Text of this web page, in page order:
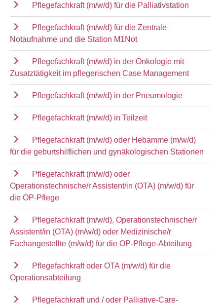
Pflegefachkraft (m/w/d) für die Palliativstation
Pflegefachkraft (m/w/d) für die Zentrale
Notaufnahme und die Station M1Not
Pflegefachkraft (m/w/d) in der Onkologie mit
Zusatztätigkeit im pflegerischen Case Management
Pflegefachkraft (m/w/d) in der Pneumologie
Pflegefachkraft (m/w/d) in Teilzeit
Pflegefachkraft (m/w/d) oder Hebamme (m/w/d)
für die geburtshilflichen und gynäkologischen Stationen
Pflegefachkraft (m/w/d) oder
Operationstechnische/r Assistent/in (OTA) (m/w/d) für
die OP-Pflege
Pflegefachkraft (m/w/d), Operationstechnische/r
Assistent/in (OTA) (m/w/d) oder Medizinische/r
Fachangestellte (m/w/d) für die OP-Pflege-Abteilung
Pflegefachkraft oder OTA (m/w/d) für die
Operationsabteilung
Pflegefachkraft und / oder Palliative-Care-